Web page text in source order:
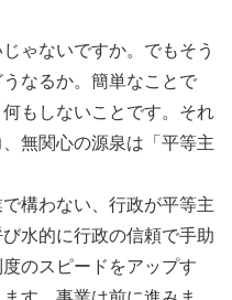
ゃないですか。でもそう
なるか。簡単なことで
もしないことです。それ
無関心の源泉は「平等主
構わない、行政が平等主
水的に行政の信頼で手助
のスピードをアップす